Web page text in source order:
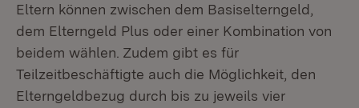
Eltern können zwischen dem Basiselterngeld,
dem Elterngeld Plus oder einer Kombination von
beidem wählen. Zudem gibt es für
Teilzeitbeschäftigte auch die Möglichkeit, den
Elterngeldbezug durch bis zu jeweils vier